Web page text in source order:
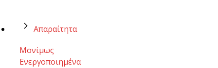
Απαραίτητα
Μονίμως
Ενεργοποιημένα